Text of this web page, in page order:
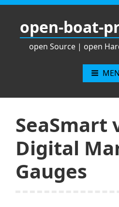
Zum
springenopen-boat-
open Source | open
SeaSmart
Digital
Gauges